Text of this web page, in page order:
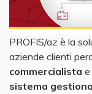
PROFIS/az è la
aziende clienti
commercialista e
sistema